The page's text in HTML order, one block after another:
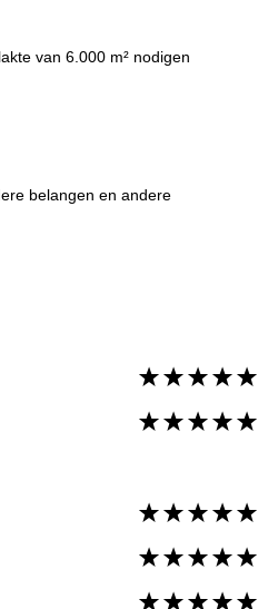
van 6.000 m² nodigen
belangen en andere